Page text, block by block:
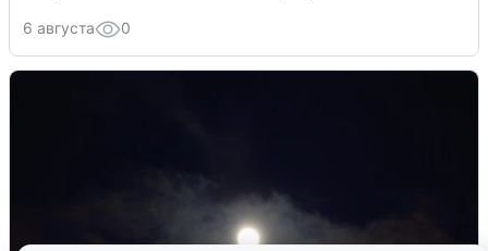
6 августа 0